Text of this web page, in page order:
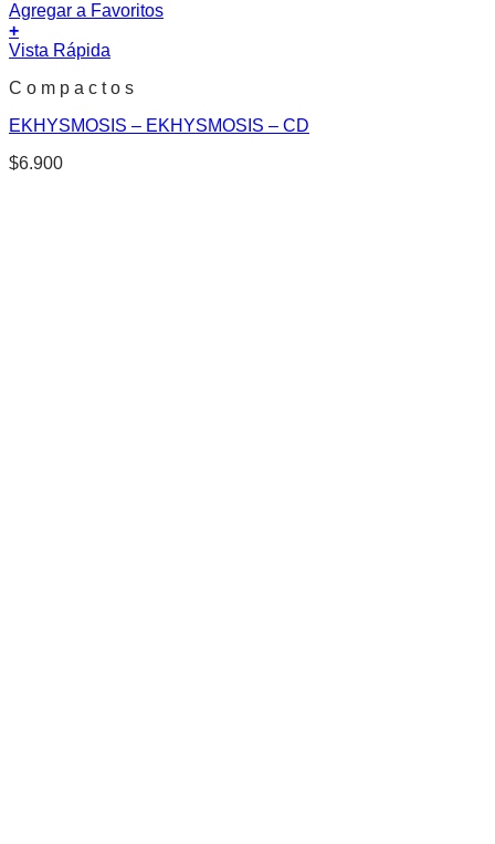
Agregar a Favoritos
+
Vista Rápida
C o m p a c t o s
EKHYSMOSIS – EKHYSMOSIS – CD
$6.900